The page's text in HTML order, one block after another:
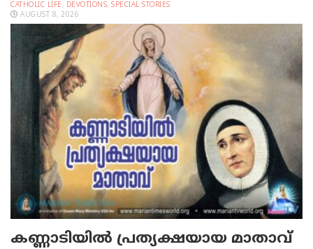
CATHOLIC LIFE, DEVOTIONS, SPECIAL STORIES
AUGUST 8, 2026
കണ്ണാടിയില്‍ പ്രത്യക്ഷയായ മാതാവ്